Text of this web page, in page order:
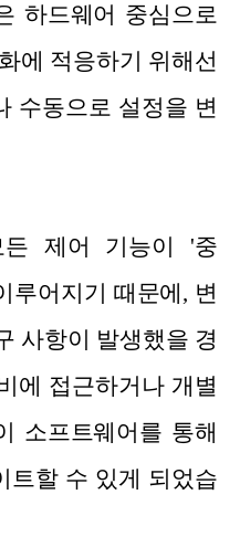
하드웨어 중심으로
에 적응하기 위해선
수동으로 설정을 변
든 제어 기능이 '중
루어지기 때문에, 변
사항이 발생했을 경
에 접근하거나 개별
소프트웨어를 통해
트할 수 있게 되었습